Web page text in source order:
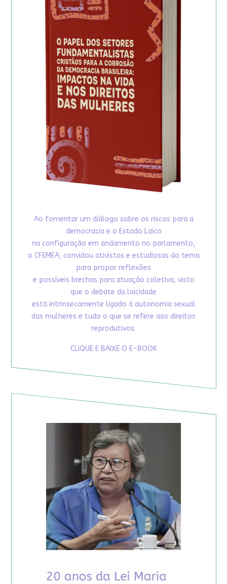
Ao fomentar um diálogo sobre os riscos para a
democracia e o Estado Laico
na configuração em andamento no parlamento,
o CFEMEA, convidou ativistas e estudiosas do tema
para propor reflexões
e possíveis brechas para atuação coletiva, visto
que o debate da laicidade
está intrinsecamente ligado à autonomia sexual
das mulheres e tudo o que se refere aos direitos
reprodutivos.
CLIQUE E BAIXE O E-BOOK